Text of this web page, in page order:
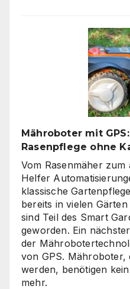
Mähroboter mit
Rasenpflege ohne
Vom Rasenmäher
Helfer
klassische
bereits in vielen
sind Teil des Smart
geworden. Ein
der
von GPS. Mähroboter,
werden, benötigen
mehr.